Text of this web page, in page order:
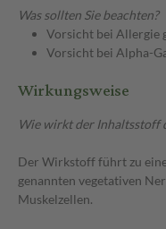
Was sollten Sie beachten?
Vorsicht bei Allergie
Vorsicht bei Alpha-
Wirkungsweise
Wie wirkt der Inhaltsstoff
Der Wirkstoff führt zu
genannten vegetativen
Muskelzellen.